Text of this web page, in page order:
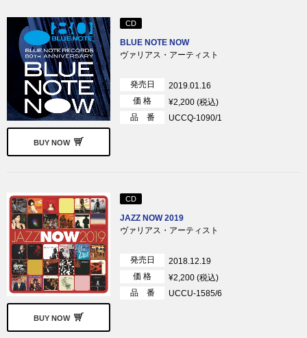
BUY NOW
CD
BLUE NOTE NOW
ヴァリアス・アーティスト
発売日
2019.01.16
価 格
¥2,200 (税込)
品 番
UCCQ-1090/1
BUY NOW
CD
JAZZ NOW 2019
ヴァリアス・アーティスト
発売日
2018.12.19
価 格
¥2,200 (税込)
品 番
UCCU-1585/6